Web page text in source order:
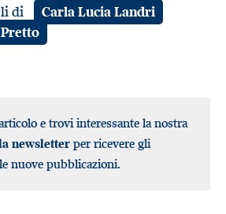
di
Carla Lucia Landri
e trovi interessante la nostra
newsletter per ricevere gli
nuove pubblicazioni.